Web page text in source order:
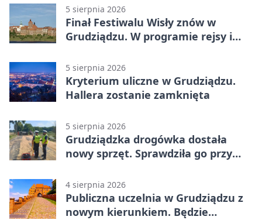
odwrócili losy meczu
5 sierpnia 2026
Finał Festiwalu Wisły znów w
Grudziądzu. W programie rejsy i
5 sierpnia 2026
Kryterium uliczne w Grudziądzu.
Hallera zostanie zamknięta
5 sierpnia 2026
Grudziądzka drogówka dostała
nowy sprzęt. Sprawdziła go przy
4 sierpnia 2026
Publiczna uczelnia w Grudziądzu z
nowym kierunkiem. Będzie